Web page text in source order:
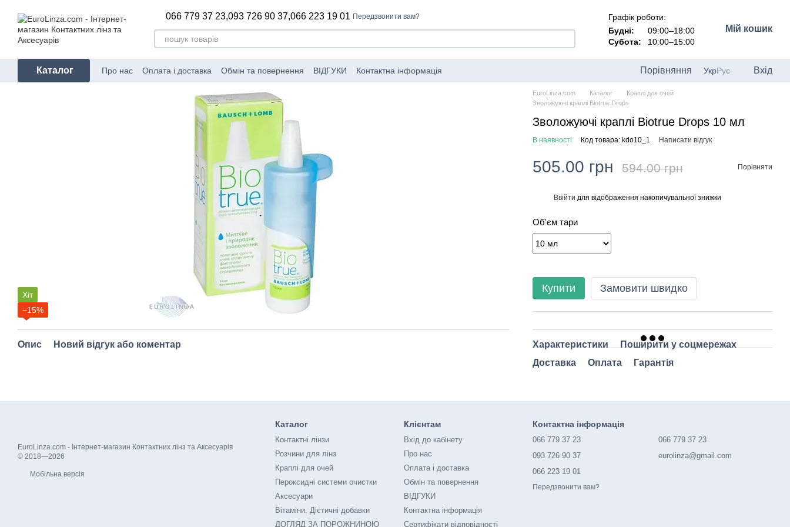
066 779 37 23,093 726 90 37,066 223 19 01 Передзвонити вам?
Графік роботи:
Будні:
09:00–18:00
Субота:
10:00–15:00
Мій кошик
Каталог Про нас Оплата і доставка Обмін та повернення ВІДГУКИ
Контактна інформація
Порівняння УкрРус Вхід
Хіт
−15%
Опис Новий відгук або коментар
EuroLinza.com Каталог
Краплі для очей
Зволожуючі краплі Biotrue Drops
Зволожуючі краплі Biotrue Drops 10 мл
В наявності Код товара: kdo10_1 Написати відгук
505.00 грн 594.00 грн Порівняти
Ввійти для відображення накопичувальної знижки
Об'єм тари
Купити Замовити швидко
Характеристики
Поширити у соцмережах
Доставка
Оплата Гарантія
EuroLinza.com - Інтернет-магазин Контактних лінз та Аксесуарів
© 2018—2026
Мобільна версія
Каталог
Контактні лінзи
Розчини для лінз
Краплі для очей
Пероксидні системи очистки
Аксесуари
Вітаміни. Дієтичні добавки
ДОГЛЯД ЗА ПОРОЖНИНОЮ
Клієнтам
Вхід до кабінету
Про нас
Оплата і доставка
Обмін та повернення
ВІДГУКИ
Контактна інформація
Сертифікати відповідності
Контактна інформація
066 779 37 23
093 726 90 37
066 223 19 01
Передзвонити вам?
066 779 37 23
eurolinza@gmail.com